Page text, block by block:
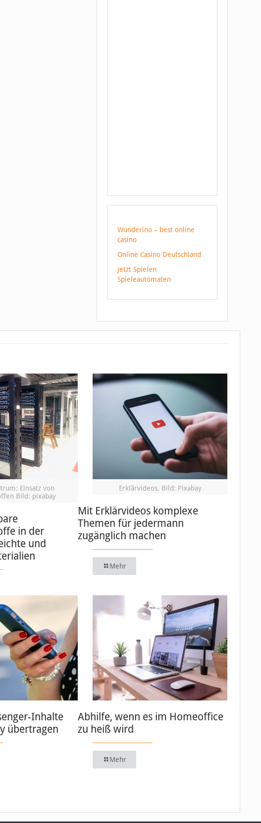
Wunderino – best online
casino
Online Casino Deutschland
Jetzt Spielen
Spieleautomaten
Einsatz von
Bild: pixabay
in der
und
Erklärvideos, Bild: Pixabay
Mit Erklärvideos komplexe
Themen für jedermann
zugänglich machen
Mehr
Inhalte
übertragen
Abhilfe, wenn es im Homeoffice
zu heiß wird
Mehr